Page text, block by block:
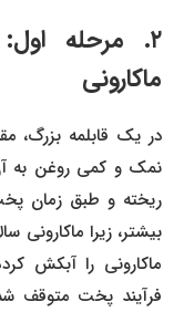
۲. مرحله
ماکارونی
در یک قابلمه بزرگ،
نمک و کمی روغن به آن
ریخته و طبق زمان
بیشتر، زیرا ماکارونی
ماکارونی را آبکش
فرآیند پخت متوقف